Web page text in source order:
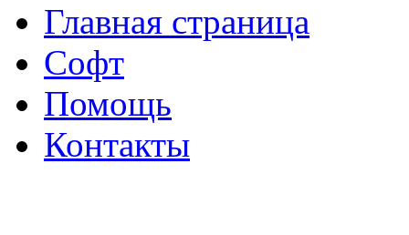
Главная страница
Софт
Помощь
Контакты